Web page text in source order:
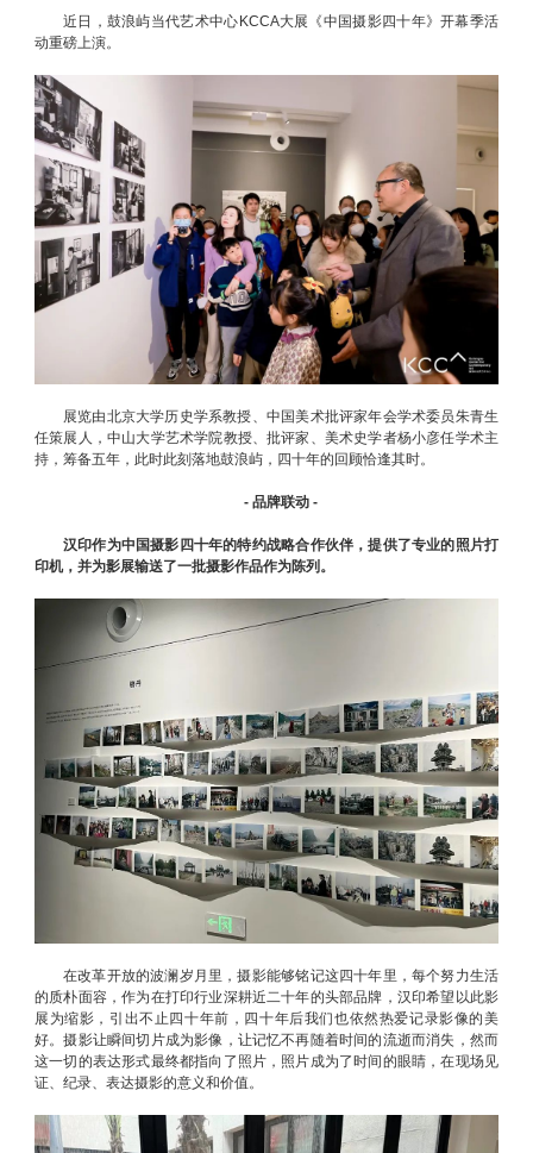
近日，鼓浪屿当代艺术中心KCCA大展《中国摄影四十年》开幕季活
动重磅上演。
展览由北京大学历史学系教授、中国美术批评家年会学术委员朱青生
任策展人，中山大学艺术学院教授、批评家、美术史学者杨小彦任学术主
持，筹备五年，此时此刻落地鼓浪屿，四十年的回顾恰逢其时。
- 品牌联动 -
汉印作为中国摄影四十年的特约战略合作伙伴，提供了专业的照片打
印机，并为影展输送了一批摄影作品作为陈列。
在改革开放的波澜岁月里，摄影能够铭记这四十年里，每个努力生活
的质朴面容，作为在打印行业深耕近二十年的头部品牌，汉印希望以此影
展为缩影，引出不止四十年前，四十年后我们也依然热爱记录影像的美
好。摄影让瞬间切片成为影像，让记忆不再随着时间的流逝而消失，然而
这一切的表达形式最终都指向了照片，照片成为了时间的眼睛，在现场见
证、纪录、表达摄影的意义和价值。